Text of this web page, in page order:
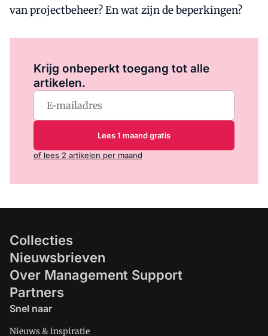
van projectbeheer? En wat zijn de beperkingen?
Krijg onbeperkt toegang tot alle
artikelen.
Lees 1 maand gratis
of lees 2 artikelen per maand
Collecties
Nieuwsbrieven
Over Management Support
Partners
Snel naar
Nieuws & inspiratie